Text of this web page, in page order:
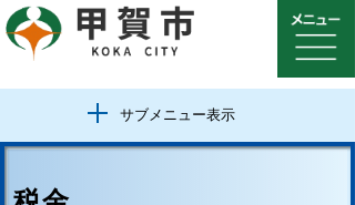
サブメニュー表示